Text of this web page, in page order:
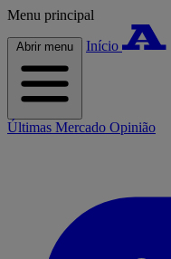
Menu principal
Abrir menu Início
Últimas Mercado Opinião